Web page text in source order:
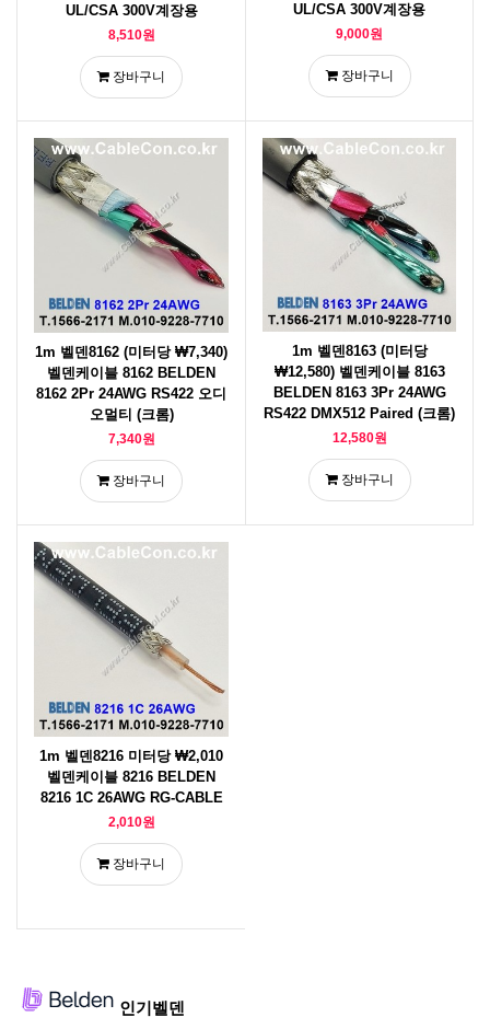
UL/CSA 300V계장용
8,510원
장바구니
UL/CSA 300V계장용
9,000원
장바구니
1m 벨덴8162 (미터당 ₩7,340)
벨덴케이블 8162 BELDEN
8162 2Pr 24AWG RS422 오디
오멀티 (크롬)
7,340원
장바구니
1m 벨덴8163 (미터당
₩12,580) 벨덴케이블 8163
BELDEN 8163 3Pr 24AWG
RS422 DMX512 Paired (크롬)
12,580원
장바구니
1m 벨덴8216 미터당 ₩2,010
벨덴케이블 8216 BELDEN
8216 1C 26AWG RG-CABLE
2,010원
장바구니
인기벨덴